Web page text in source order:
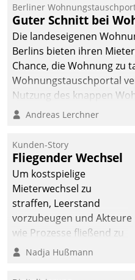
Berliner
Guter Schnitt bei
Die landeseigenen
Berlins bieten ihren
Chance, die Wohnung zu
Wohnungstauschportal
Nutzung des knappen
Anwendungsfall für
Unternehmen.
Andreas Lerchner
Kunden-Story
Fliegender Wechsel
Um kostspielige
Mieterwechsel zu
straffen, Leerstand
vorzubeugen und Akteure
wie Prozesse fließend zu
vernetzen, nutzt die
Jahresbeginn eine
Nadja Hußmann